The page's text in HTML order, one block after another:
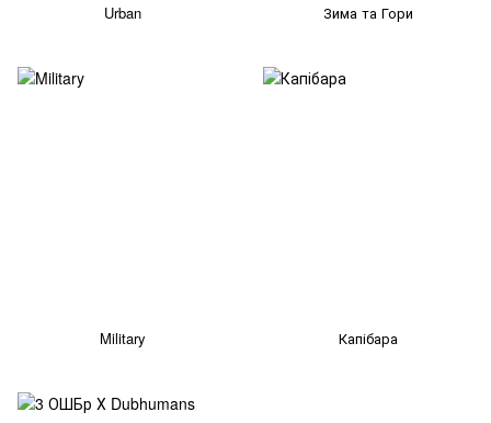
Urban Зима та Гори
Military Капібара